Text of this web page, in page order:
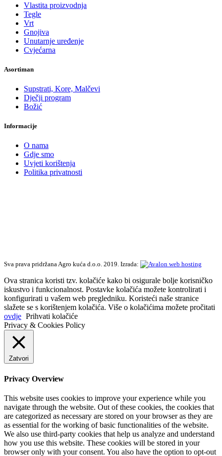
Vlastita proizvodnja
Tegle
Vrt
Gnojiva
Unutarnje uređenje
Cvjećarna
Asortiman
Supstrati, Kore, Malčevi
Dječji program
Božić
Informacije
O nama
Gdje smo
Uvjeti korištenja
Politika privatnosti
Sva prava pridržana Agro kuća d.o.o. 2019. Izrada:
Ova stranica koristi tzv. kolačiće kako bi osigurale bolje korisničko
iskustvo i funkcionalnost. Postavke kolačića možete kontrolirati i
konfigurirati u vašem web pregledniku. Koristeći naše stranice
slažete se s korištenjem kolačića. Više o kolačićima možete pročitati
ovdje Prihvati kolačiće
Privacy & Cookies Policy
Zatvori
Privacy Overview
This website uses cookies to improve your experience while you
navigate through the website. Out of these cookies, the cookies that
are categorized as necessary are stored on your browser as they are
as essential for the working of basic functionalities of the website.
We also use third-party cookies that help us analyze and understand
how you use this website. These cookies will be stored in your
browser only with your consent. You also have the option to opt-out